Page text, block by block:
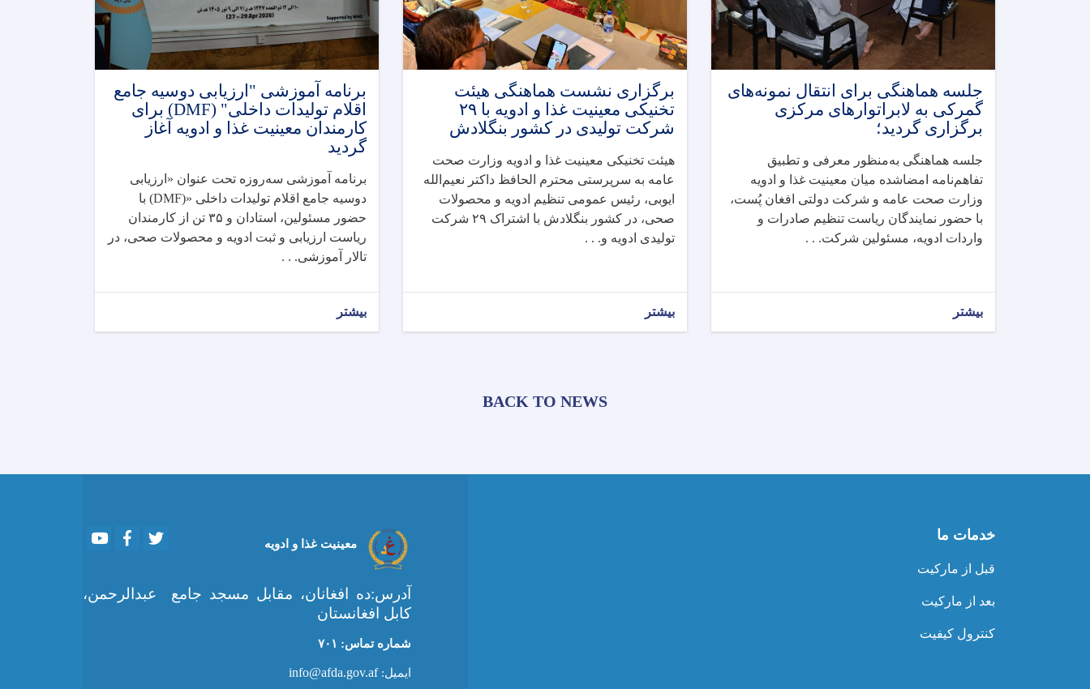
جلسه هماهنگی برای انتقال نمونه‌های
گمرکی به لابراتوارهای مرکزی
برگزاری گردید؛
جلسه هماهنگی به‌منظور معرفی و تطبیق
تفاهم‌نامه امضا‌شده میان معینیت غذا و ادویه
وزارت صحت عامه و شرکت دولتی افغان پُست،
با حضور نمایندگان ریاست تنظیم صادرات و
واردات ادویه، مسئولین شرکت. . .
بیشتر
برگزاری نشست هماهنگی هیئت
تخنیکی معینیت غذا و ادویه با ۲۹
شرکت تولیدی در کشور بنگلادش
هیئت تخنیکی معینیت غذا و ادویه وزارت صحت
عامه به سرپرستی محترم الحافظ داکتر نعیم‌الله
ایوبی، رئیس عمومی تنظیم ادویه و محصولات
صحی، در کشور بنگلادش با اشتراک ۲۹ شرکت
تولیدی ادویه و. . .
بیشتر
برنامه آموزشی "ارزیابی دوسیه جامع
اقلام تولیدات داخلی" (DMF) برای
کارمندان معینیت غذا و ادویه آغاز
گردید
برنامه آموزشی سه‌روزه تحت عنوان «ارزیابی
دوسیه جامع اقلام تولیدات داخلی (DMF)» با
حضور مسئولین، استادان و ۳۵ تن از کارمندان
ریاست ارزیابی و ثبت ادویه و محصولات صحی، در
تالار آموزشی. . .
بیشتر
BACK TO NEWS
خدمات ما
قبل از مارکیت
بعد از مارکیت
کنترول کیفیت
معینیت غذا و ادویه
YoutubeFacebook
آدرس:ده افغانان، مقابل مسجد جامع عبدالرحمن،
کابل افغانستان
شماره تماس: ۷۰۱
ایمیل:info@afda.gov.af